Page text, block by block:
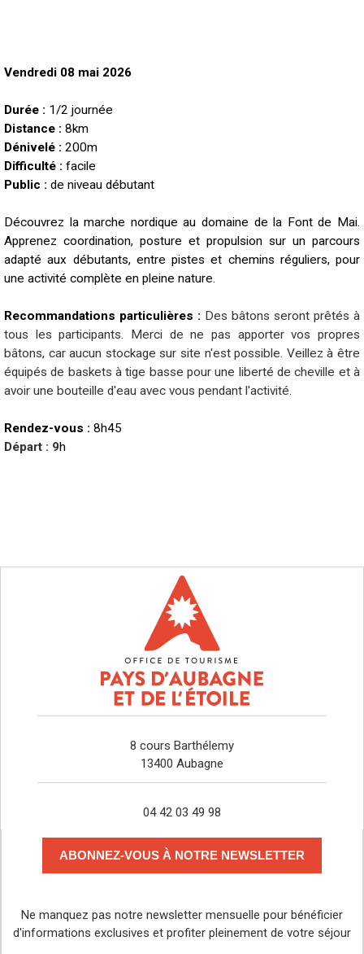
Vendredi 08 mai 2026
Durée : 1/2 journée
Distance : 8km
Dénivelé : 200m
Difficulté : facile
Public : de niveau débutant
Découvrez la marche nordique au domaine de la Font de Mai.
Apprenez coordination, posture et propulsion sur un parcours
adapté aux débutants, entre pistes et chemins réguliers, pour
une activité complète en pleine nature.
Recommandations particulières : Des bâtons seront prêtés à
tous les participants. Merci de ne pas apporter vos propres
bâtons, car aucun stockage sur site n'est possible. Veillez à être
équipés de baskets à tige basse pour une liberté de cheville et à
avoir une bouteille d'eau avec vous pendant l'activité.
Rendez-vous : 8h45
Départ : 9h
8 cours Barthélemy
13400 Aubagne
04 42 03 49 98
ABONNEZ-VOUS À NOTRE NEWSLETTER
Ne manquez pas notre newsletter mensuelle pour bénéficier
d'informations exclusives et profiter pleinement de votre séjour